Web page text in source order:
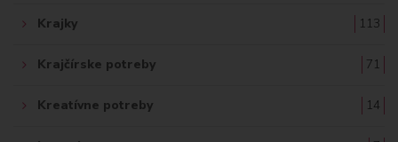
Krajky 113
Krajčírske potreby 71
Kreatívne potreby 14